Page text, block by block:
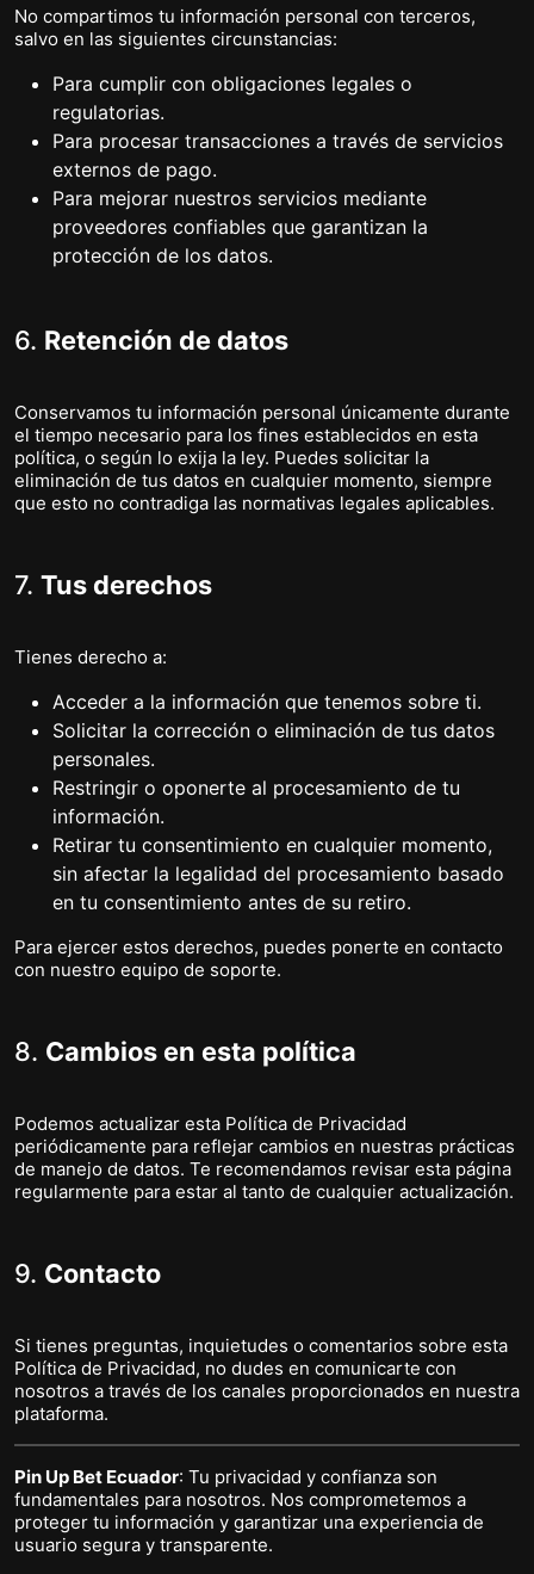
No compartimos tu información personal con terceros,
salvo en las siguientes circunstancias:
Para cumplir con obligaciones legales o
regulatorias.
Para procesar transacciones a través de servicios
externos de pago.
Para mejorar nuestros servicios mediante
proveedores confiables que garantizan la
protección de los datos.
6. Retención de datos
Conservamos tu información personal únicamente durante
el tiempo necesario para los fines establecidos en esta
política, o según lo exija la ley. Puedes solicitar la
eliminación de tus datos en cualquier momento, siempre
que esto no contradiga las normativas legales aplicables.
7. Tus derechos
Tienes derecho a:
Acceder a la información que tenemos sobre ti.
Solicitar la corrección o eliminación de tus datos
personales.
Restringir o oponerte al procesamiento de tu
información.
Retirar tu consentimiento en cualquier momento,
sin afectar la legalidad del procesamiento basado
en tu consentimiento antes de su retiro.
Para ejercer estos derechos, puedes ponerte en contacto
con nuestro equipo de soporte.
8. Cambios en esta política
Podemos actualizar esta Política de Privacidad
periódicamente para reflejar cambios en nuestras prácticas
de manejo de datos. Te recomendamos revisar esta página
regularmente para estar al tanto de cualquier actualización.
9. Contacto
Si tienes preguntas, inquietudes o comentarios sobre esta
Política de Privacidad, no dudes en comunicarte con
nosotros a través de los canales proporcionados en nuestra
plataforma.
Pin Up Bet Ecuador: Tu privacidad y confianza son
fundamentales para nosotros. Nos comprometemos a
proteger tu información y garantizar una experiencia de
usuario segura y transparente.